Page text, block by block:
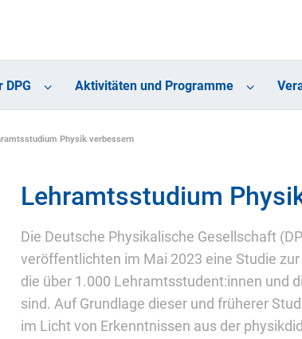
DPG Aktivitäten und Programme
Physik verbessern
Lehramtsstudium
Die Deutsche Physikalische Gesellschaft
veröffentlichten im Mai 2023 eine Studie
die über 1.000 Lehramtsstudent:innen und
sind. Auf Grundlage dieser und früherer
im Licht von Erkenntnissen aus der